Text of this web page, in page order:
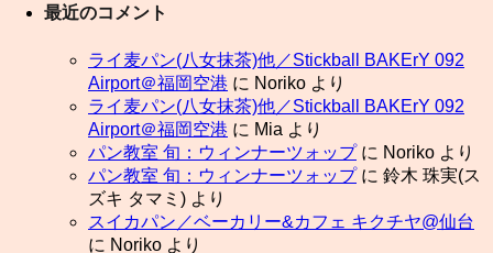
最近のコメント
ライ麦パン(八女抹茶)他／Stickball BAKErY 092
Airport＠福岡空港 に Noriko より
ライ麦パン(八女抹茶)他／Stickball BAKErY 092
Airport＠福岡空港 に Mia より
パン教室 旬：ウィンナーツォップに Noriko より
パン教室 旬：ウィンナーツォップに 鈴木 珠実(ス
ズキ タマミ) より
スイカパン／ベーカリー&カフェ キクチヤ@仙台
に Noriko より